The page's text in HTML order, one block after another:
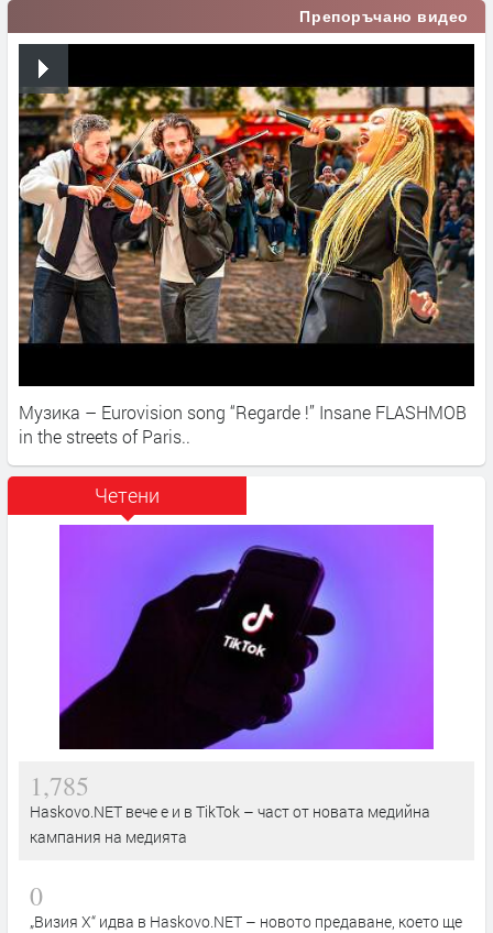
Препоръчано видео
Музика – Eurovision song “Regarde !” Insane FLASHMOB
in the streets of Paris..​
Четени
1,785
Haskovo.NET вече е и в TikTok – част от новата медийна
кампания на медията
0
„Визия Х“ идва в Haskovo.NET – новото предаване, което ще